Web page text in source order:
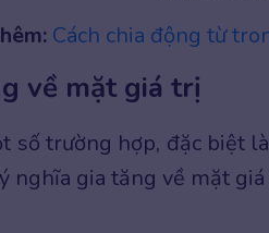
Cách chia động từ
về mặt giá trị
số trường hợp, đặc biệt
nghĩa gia tăng về mặt